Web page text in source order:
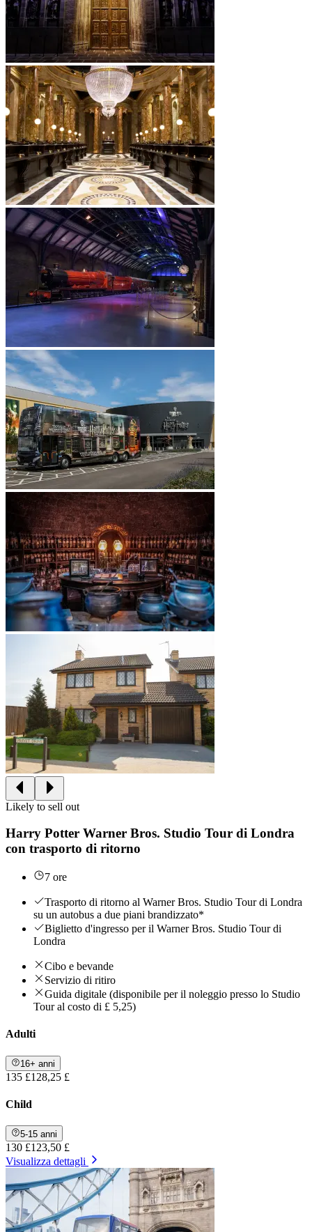
Likely to sell out
Harry Potter Warner Bros. Studio Tour di Londra
con trasporto di ritorno
7 ore
Trasporto di ritorno al Warner Bros. Studio Tour di Londra
su un autobus a due piani brandizzato*
Biglietto d'ingresso per il Warner Bros. Studio Tour di
Londra
Cibo e bevande
Servizio di ritiro
Guida digitale (disponibile per il noleggio presso lo Studio
Tour al costo di £ 5,25)
Adulti
16+ anni
135 £128,25 £
Child
5-15 anni
130 £123,50 £
Visualizza dettagli